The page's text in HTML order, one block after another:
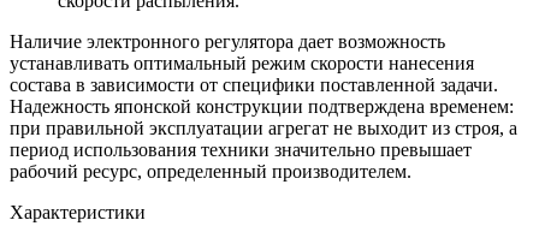
Наличие электронного регулятора дает возможность
устанавливать оптимальный режим скорости нанесения
состава в зависимости от специфики поставленной задачи.
Надежность японской конструкции подтверждена временем:
при правильной эксплуатации агрегат не выходит из строя, а
период использования техники значительно превышает
рабочий ресурс, определенный производителем.
Характеристики